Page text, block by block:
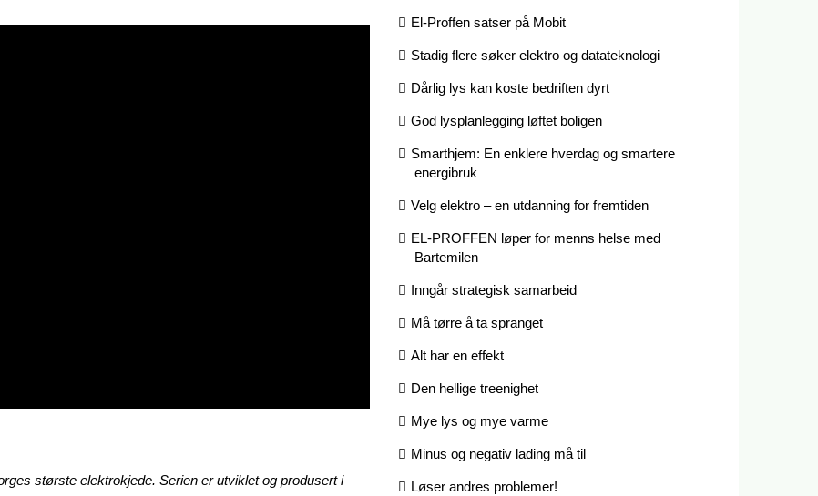
største elektrokjede. Serien er utviklet og produsert i
El-Proffen satser på Mobit
Stadig flere søker elektro og datateknologi
Dårlig lys kan koste bedriften dyrt
God lysplanlegging løftet boligen
Smarthjem: En enklere hverdag og smartere
energibruk
Velg elektro – en utdanning for fremtiden
EL-PROFFEN løper for menns helse med
Bartemilen
Inngår strategisk samarbeid
Må tørre å ta spranget
Alt har en effekt
Den hellige treenighet
Mye lys og mye varme
Minus og negativ lading må til
Løser andres problemer!